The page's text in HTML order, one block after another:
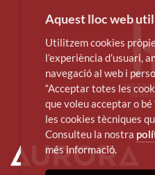
Aquest lloc web
Utilitzem cookies
l’experiència d’usuari,
navegació al web i
“Acceptar totes les
que voleu acceptar o
les cookies tècniques
Consulteu la nostra
més informació.